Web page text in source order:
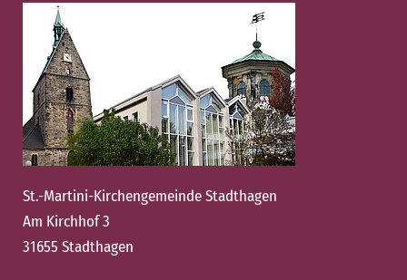
St.-Martini-Kirchengemeinde Stadthagen
Am Kirchhof 3
31655 Stadthagen